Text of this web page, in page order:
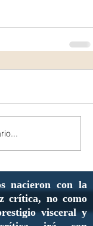
nacieron con la
crítica, no como
visceral y